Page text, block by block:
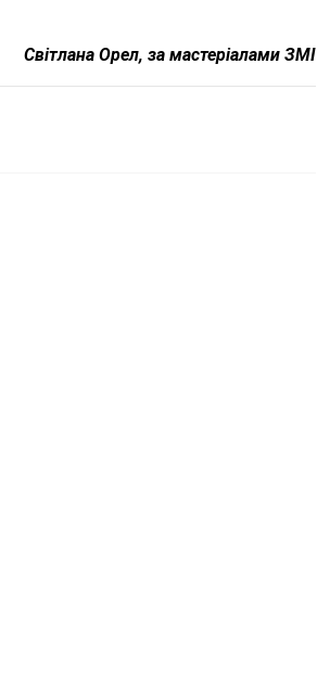
Світлана Орел, за мастеріалами ЗМІ